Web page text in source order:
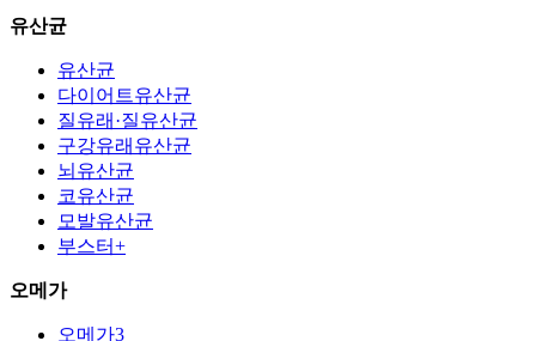
유산균
유산균
다이어트유산균
질유래·질유산균
구강유래유산균
뇌유산균
코유산균
모발유산균
부스터+
오메가
오메가3